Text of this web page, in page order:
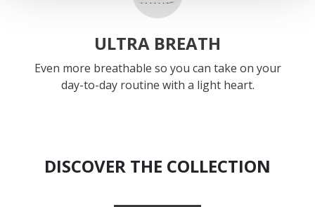
ULTRA BREATH
Even more breathable so you can take on your
day-to-day routine with a light heart.
DISCOVER THE COLLECTION